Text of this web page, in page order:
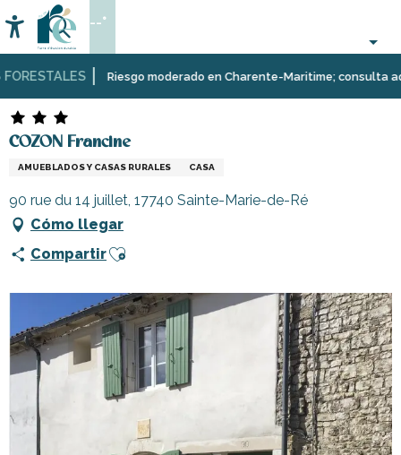
au
contenu
principal
Riesgo moderado en Charente-Maritime; consulta
Accessibilité
Buscar
--°
Página Web EstanciaAlojamiento
AlquileresCOZON Francine
COZON Francine
AMUEBLADOS Y CASAS RURALES CASA
90 rue du 14 juillet, 17740 Sainte-Marie-de-Ré
Cómo llegar
CompartirAjouter aux favoris